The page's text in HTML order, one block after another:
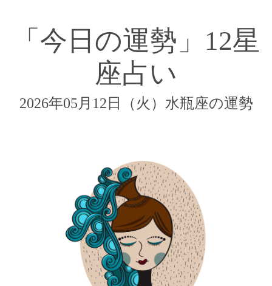
「今日の運勢」12星
座占い
2026年05月12日（火）水瓶座の運勢